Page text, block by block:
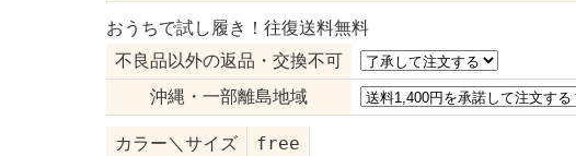
おうちで試し履き！往復送料無料
不良品以外の返品・交換不可
沖縄・一部離島地域
カラー＼サイズ
free